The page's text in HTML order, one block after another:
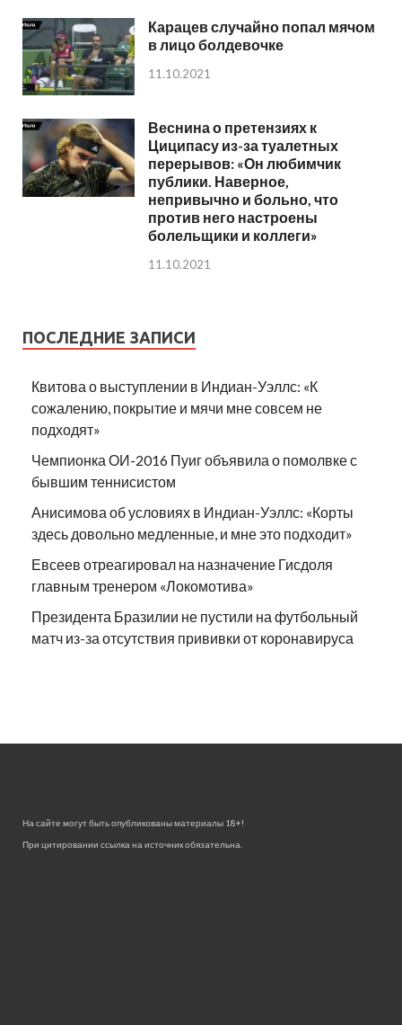
Карацев случайно попал мячом
в лицо болдевочке
11.10.2021
Веснина о претензиях к
Циципасу из-за туалетных
перерывов: «Он любимчик
публики. Наверное,
непривычно и больно, что
против него настроены
болельщики и коллеги»
11.10.2021
ПОСЛЕДНИЕ ЗАПИСИ
Квитова о выступлении в Индиан-Уэллс: «К
сожалению, покрытие и мячи мне совсем не
подходят»
Чемпионка ОИ-2016 Пуиг объявила о помолвке с
бывшим теннисистом
Анисимова об условиях в Индиан-Уэллс: «Корты
здесь довольно медленные, и мне это подходит»
Евсеев отреагировал на назначение Гисдоля
главным тренером «Локомотива»
Президента Бразилии не пустили на футбольный
матч из-за отсутствия прививки от коронавируса
На сайте могут быть опубликованы материалы 18+!
При цитировании ссылка на источник обязательна.